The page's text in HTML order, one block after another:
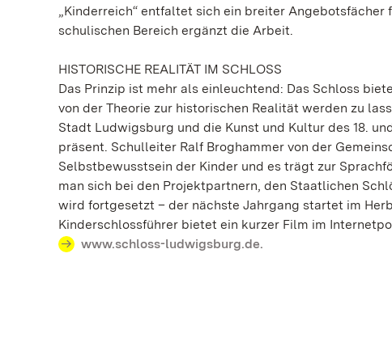
„Kinderreich“ entfaltet sich ein breiter
schulischen Bereich ergänzt die Arbeit.
HISTORISCHE REALITÄT IM SCHLOSS
Das Prinzip ist mehr als einleuchtend: Das Schloss
von der Theorie zur historischen Realität werden zu
Stadt Ludwigsburg und die Kunst und Kultur des 18.
präsent. Schulleiter Ralf Broghammer von der
Selbstbewusstsein der Kinder und es trägt zur
man sich bei den Projektpartnern, den Staatlichen
wird fortgesetzt – der nächste Jahrgang startet im
Kinderschlossführer bietet ein kurzer Film im
www.schloss-ludwigsburg.de.